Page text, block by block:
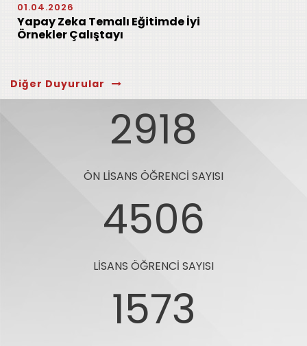
01.04.2026
Yapay Zeka Temalı Eğitimde İyi
Örnekler Çalıştayı
Diğer Duyurular
2918
ÖN LISANS ÖĞRENCI SAYISI
4506
LISANS ÖĞRENCI SAYISI
1573